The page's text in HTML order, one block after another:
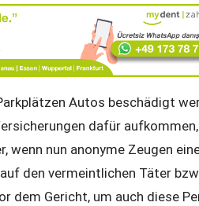
Autos beschädigt
dafür
wenn nun anonyme Zeugen
den vermeintlichen Täter bzw.
dem Gericht, um auch diese
- (k)ein Zusammenhang?
CANER AVER
sınırlarıdır